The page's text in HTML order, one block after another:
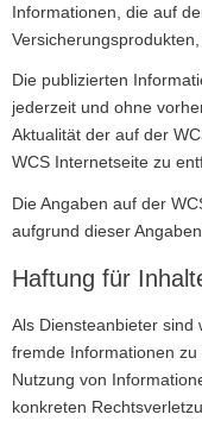
Informationen, die auf
Die publizierten
jederzeit und ohne
Aktualität der auf der
WCS Internetseite zu
Die Angaben auf der
aufgrund dieser
Haftung für
Als Diensteanbieter
fremde Informationen
Nutzung von
konkreten